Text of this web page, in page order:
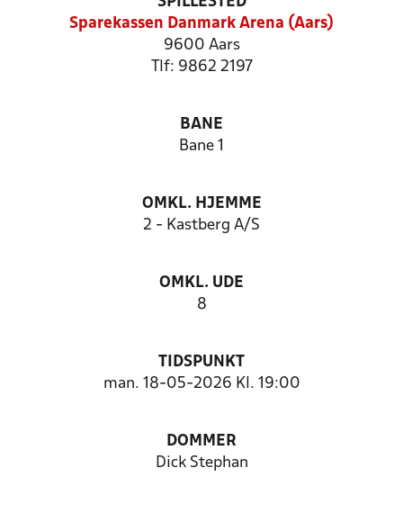
Sparekassen Danmark Arena (Aars)
9600 Aars
Tlf: 9862 2197
BANE
Bane 1
OMKL. HJEMME
2 - Kastberg A/S
OMKL. UDE
8
TIDSPUNKT
man. 18-05-2026 Kl. 19:00
DOMMER
Dick Stephan